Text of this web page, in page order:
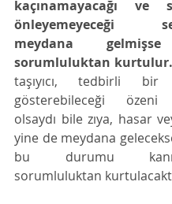
kaçınamayacağı ve
önleyemeyeceği
meydana gelmişse
sorumluluktan kurtulur.
taşıyıcı, tedbirli bir
gösterebileceği özeni
olsaydı bile zıya, hasar
yine de meydana
bu durumu
sorumluluktan